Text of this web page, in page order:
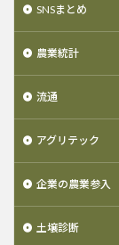
SNSまとめ
農業統計
流通
アグリテック
企業の農業参入
土壌診断